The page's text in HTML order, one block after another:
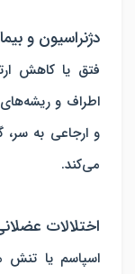
دژنراسیون و
فتق یا کاهش
اطراف و
و ارجاعی به سر،
می‌کند.
اختلالات
اسپاسم یا